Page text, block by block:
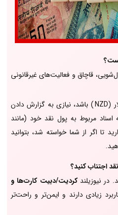
قاچاق و فعالیت‌های غیرقانونی
باشد، نیازی به گزارش دادن
اسناد مربوط به پول نقد خود (مانند
تا اگر از شما خواسته شد، بتوانید
در نیوزیلندکردیت/دبیت کارت‌ها و
زیادی دارند و ایمن‌تر و راحت‌تر